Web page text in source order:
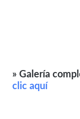
» Galería
clic aquí